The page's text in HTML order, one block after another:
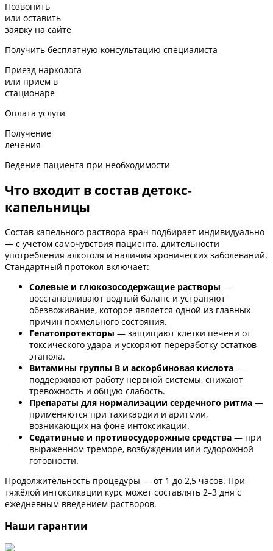
Позвонить
или оставить
заявку на сайте
Получить бесплатную консультацию специалиста
Приезд нарколога
или приём в
стационаре
Оплата услуги
Получение
лечения
Ведение пациента при необходимости
Что входит в состав детокс-
капельницы
Состав капельного раствора врач подбирает индивидуально
— с учётом самочувствия пациента, длительности
употребления алкоголя и наличия хронических заболеваний.
Стандартный протокол включает:
Солевые и глюкозосодержащие растворы —
восстанавливают водный баланс и устраняют
обезвоживание, которое является одной из главных
причин похмельного состояния.
Гепатопротекторы — защищают клетки печени от
токсического удара и ускоряют переработку остатков
этанола.
Витамины группы B и аскорбиновая кислота —
поддерживают работу нервной системы, снижают
тревожность и общую слабость.
Препараты для нормализации сердечного ритма —
применяются при тахикардии и аритмии,
возникающих на фоне интоксикации.
Седативные и противосудорожные средства — при
выраженном треморе, возбуждении или судорожной
готовности.
Продолжительность процедуры — от 1 до 2,5 часов. При
тяжёлой интоксикации курс может составлять 2–3 дня с
ежедневным введением растворов.
Наши гарантии